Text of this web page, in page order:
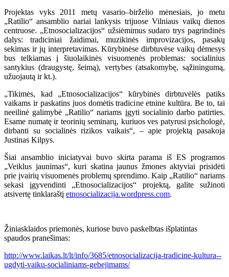
Projektas vyks 2011 metų vasario–birželio mėnesiais, jo metu
„Ratilio“ ansamblio nariai lankysis trijuose Vilniaus vaikų dienos
centruose. „Etnosocializacijos“ užsiėmimus sudaro trys pagrindinės
dalys: tradiciniai žaidimai, muzikinės improvizacijos, pasakų
sekimas ir jų interpretavimas. Kūrybinėse dirbtuvėse vaikų dėmesys
bus telkiamas į šiuolaikinės visuomenės problemas: socialinius
santykius (draugystę, šeimą), vertybes (atsakomybę, sąžiningumą,
užuojautą ir kt.).
„Tikimės, kad „Etnosocializacijos“ kūrybinės dirbtuvėlės patiks
vaikams ir paskatins juos domėtis tradicine etnine kultūra. Be to, tai
neeilinė galimybė „Ratilio“ nariams įgyti socialinio darbo patirties.
Esame numatę ir teorinių seminarų, kuriuos ves patyrusi psichologė,
dirbanti su socialinės rizikos vaikais“, – apie projektą pasakoja
Justinas Kilpys.
Šiai ansamblio iniciatyvai buvo skirta parama iš ES programos
„Veiklus jaunimas“, kuri skatina jaunus žmones aktyviai prisidėti
prie įvairių visuomenės problemų sprendimo. Kaip „Ratilio“ nariams
sekasi įgyvendinti „Etnosocializacijos“ projektą, galite sužinoti
atsivertę tinklaraštį etnosocializacija.wordpress.com.
Žiniasklaidos priemonės, kuriose buvo paskelbtas išplatintas
spaudos pranešimas:
http://www.laikas.lt/lt/info/3685/etnosocializacija-tradicine-kultura--
ugdyti-vaiku-socialiniams-gebejimams/